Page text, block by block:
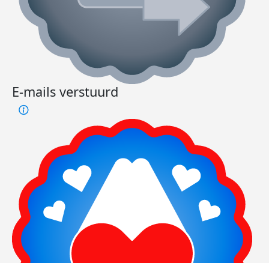
E-mails verstuurd